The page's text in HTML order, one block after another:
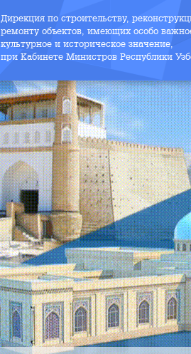
Дирекция по строительству,
ремонту объектов, имеющих особо
культурное и историческое значение,
при Кабинете Министров Республики